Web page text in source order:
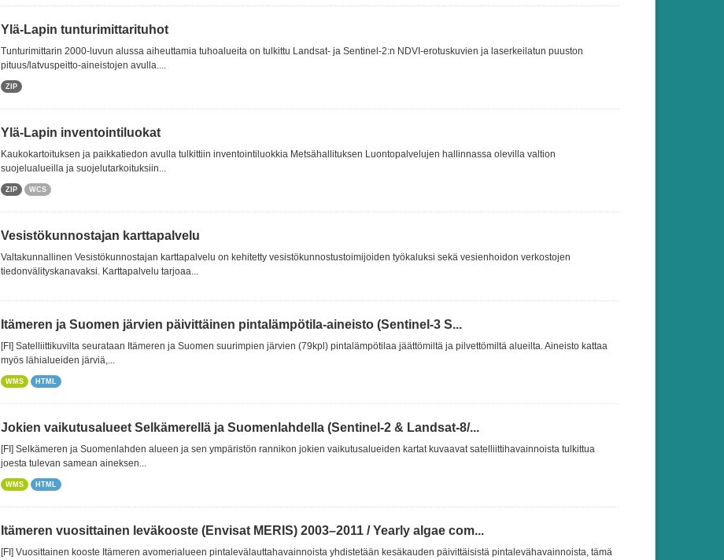
Ylä-Lapin tunturimittarituhot
Tunturimittarin 2000-luvun alussa aiheuttamia tuhoalueita on tulkittu Landsat- ja Sentinel-2:n NDVI-erotuskuvien ja laserkeilatun puuston
pituus/latvuspeitto-aineistojen avulla....
ZIP
Ylä-Lapin inventointiluokat
Kaukokartoituksen ja paikkatiedon avulla tulkittiin inventointiluokkia Metsähallituksen Luontopalvelujen hallinnassa olevilla valtion
suojelualueilla ja suojelutarkoituksiin...
ZIP WCS
Vesistökunnostajan karttapalvelu
Valtakunnallinen Vesistökunnostajan karttapalvelu on kehitetty vesistökunnostustoimijoiden työkaluksi sekä vesienhoidon verkostojen
tiedonvälityskanavaksi. Karttapalvelu tarjoaa...
Itämeren ja Suomen järvien päivittäinen pintalämpötila-aineisto (Sentinel-3 S...
[FI] Satelliittikuvilta seurataan Itämeren ja Suomen suurimpien järvien (79kpl) pintalämpötilaa jäättömiltä ja pilvettömiltä alueilta. Aineisto kattaa
myös lähialueiden järviä,...
WMS HTML
Jokien vaikutusalueet Selkämerellä ja Suomenlahdella (Sentinel-2 & Landsat-8/...
[FI] Selkämeren ja Suomenlahden alueen ja sen ympäristön rannikon jokien vaikutusalueiden kartat kuvaavat satelliittihavainnoista tulkittua
joesta tulevan samean aineksen...
WMS HTML
Itämeren vuosittainen leväkooste (Envisat MERIS) 2003–2011 / Yearly algae com...
[FI] Vuosittainen kooste Itämeren avomerialueen pintalevälauttahavainnoista yhdistetään kesäkauden päivittäisistä pintalevähavainnoista, tämä